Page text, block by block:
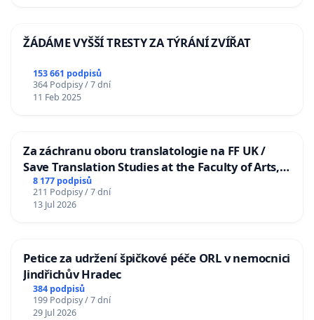
ŽÁDÁME VYŠŠÍ TRESTY ZA TÝRÁNÍ ZVÍŘAT
153 661 podpisů
364 Podpisy / 7 dní
11 Feb 2025
Za záchranu oboru translatologie na FF UK /
Save Translation Studies at the Faculty of Arts,
Charles University
8 177 podpisů
211 Podpisy / 7 dní
13 Jul 2026
Petice za udržení špičkové péče ORL v nemocnici
Jindřichův Hradec
384 podpisů
199 Podpisy / 7 dní
29 Jul 2026